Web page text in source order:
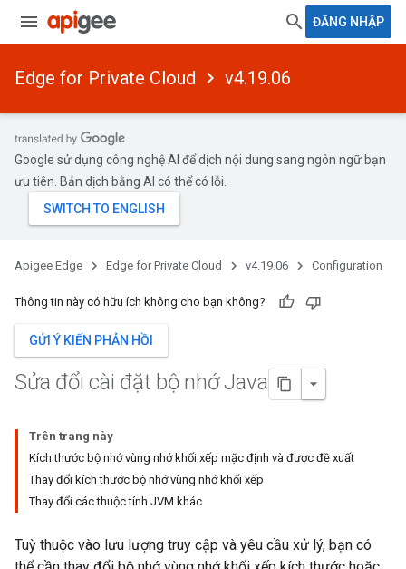
ĐĂNG NHẬP
Edge for Private Cloud v4.19.06
Google sử dụng công nghệ AI để dịch nội dung sang ngôn ngữ bạn
ưu tiên. Bản dịch bằng AI có thể có lỗi.
Apigee Edge Edge for Private Cloud v4.19.06 Configuration
Thông tin này có hữu ích không cho bạn không?
GỬI Ý KIẾN PHẢN HỒI
Sửa đổi cài đặt bộ nhớ Java
Trên trang này
Kích thước bộ nhớ vùng nhớ khối xếp mặc định và được đề xuất
Thay đổi kích thước bộ nhớ vùng nhớ khối xếp
Thay đổi các thuộc tính JVM khác
Tuỳ thuộc vào lưu lượng truy cập và yêu cầu xử lý, bạn có